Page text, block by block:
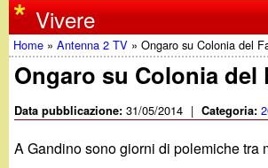
w
w
w
.
Vivere
Tu
sei
qui
Home »Antenna 2 TV »Ongaro su Colonia del
Ongaro su Colonia
Data pubblicazione:31/05/2014 | Categoria:
A Gandino sono giorni di polemiche tra